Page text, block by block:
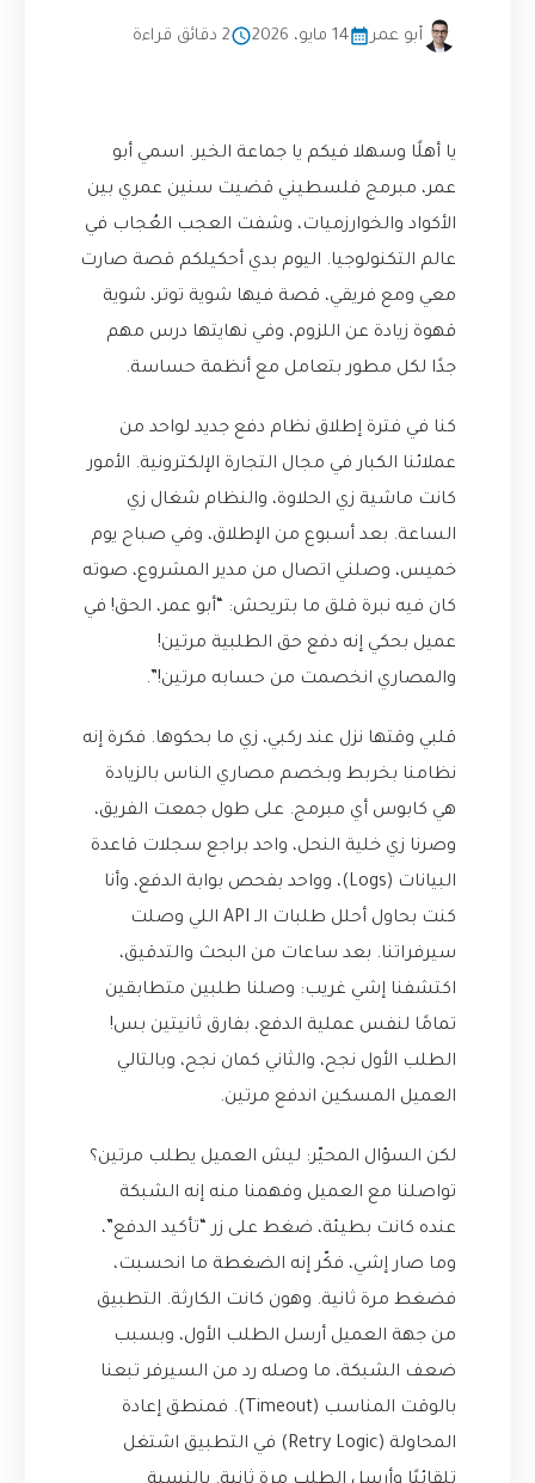
أبو عمر 14 مايو، 2026 2 دقائق قراءة
يا أهلًا وسهلا فيكم يا جماعة الخير. اسمي أبو
عمر، مبرمج فلسطيني قضيت سنين عمري بين
الأكواد والخوارزميات، وشفت العجب العُجاب في
عالم التكنولوجيا. اليوم بدي أحكيلكم قصة صارت
معي ومع فريقي، قصة فيها شوية توتر، شوية
قهوة زيادة عن اللزوم، وفي نهايتها درس مهم
جدًا لكل مطور بتعامل مع أنظمة حساسة.
كنا في فترة إطلاق نظام دفع جديد لواحد من
عملائنا الكبار في مجال التجارة الإلكترونية. الأمور
كانت ماشية زي الحلاوة، والنظام شغال زي
الساعة. بعد أسبوع من الإطلاق، وفي صباح يوم
خميس، وصلني اتصال من مدير المشروع، صوته
كان فيه نبرة قلق ما بتريحش: “أبو عمر، الحق! في
عميل بحكي إنه دفع حق الطلبية مرتين!
والمصاري انخصمت من حسابه مرتين!”.
قلبي وقتها نزل عند ركبي، زي ما بحكوها. فكرة إنه
نظامنا بخربط وبخصم مصاري الناس بالزيادة
هي كابوس أي مبرمج. على طول جمعت الفريق،
وصرنا زي خلية النحل، واحد براجع سجلات قاعدة
البيانات (Logs)، وواحد بفحص بوابة الدفع، وأنا
كنت بحاول أحلل طلبات الـ API اللي وصلت
سيرفراتنا. بعد ساعات من البحث والتدقيق،
اكتشفنا إشي غريب: وصلنا طلبين متطابقين
تمامًا لنفس عملية الدفع، بفارق ثانيتين بس!
الطلب الأول نجح، والثاني كمان نجح، وبالتالي
العميل المسكين اندفع مرتين.
لكن السؤال المحيّر: ليش العميل يطلب مرتين؟
تواصلنا مع العميل وفهمنا منه إنه الشبكة
عنده كانت بطيئة، ضغط على زر “تأكيد الدفع”،
وما صار إشي، فكّر إنه الضغطة ما انحسبت،
فضغط مرة ثانية. وهون كانت الكارثة. التطبيق
من جهة العميل أرسل الطلب الأول، وبسبب
ضعف الشبكة، ما وصله رد من السيرفر تبعنا
بالوقت المناسب (Timeout). فمنطق إعادة
المحاولة (Retry Logic) في التطبيق اشتغل